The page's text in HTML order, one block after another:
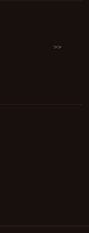
>>